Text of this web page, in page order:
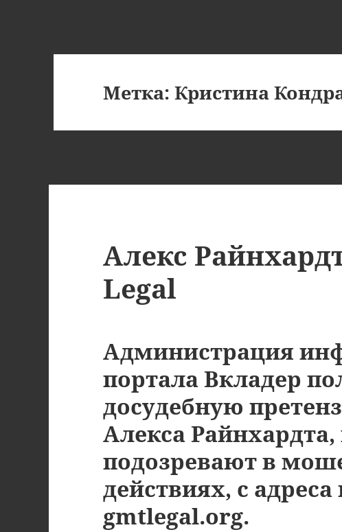
Метка:Кристина
Алекс
Legal
Администрация
портала Вкладер
досудебную
Алекса Райнхардта,
подозревают в
действиях, с
gmtlegal.org.